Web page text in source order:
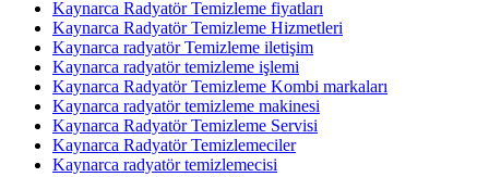
Kaynarca Radyatör Temizleme fiyatları
Kaynarca Radyatör Temizleme Hizmetleri
Kaynarca radyatör Temizleme iletişim
Kaynarca radyatör temizleme işlemi
Kaynarca Radyatör Temizleme Kombi markaları
Kaynarca radyatör temizleme makinesi
Kaynarca Radyatör Temizleme Servisi
Kaynarca Radyatör Temizlemeciler
Kaynarca radyatör temizlemecisi